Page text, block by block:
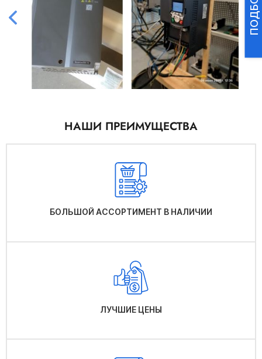
НАШИ ПРЕИМУЩЕСТВА
БОЛЬШОЙ АССОРТИМЕНТ В НАЛИЧИИ
ЛУЧШИЕ ЦЕНЫ